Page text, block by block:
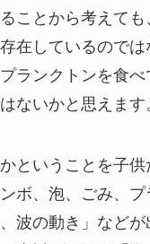
ことから考えても
在しているので
ランクトンを食べ
ないかと思えます
ということを子供
ボ、泡、ごみ、プ
波の動き」などが